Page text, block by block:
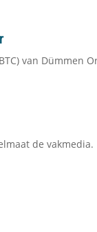
van Dümmen
de vakmedia.